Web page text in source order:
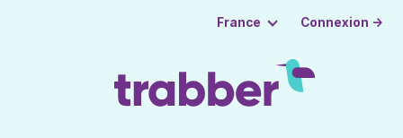
France Connexion →